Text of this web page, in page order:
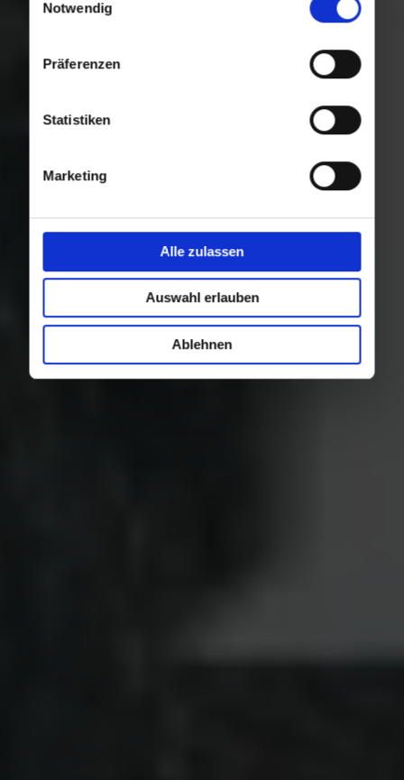
Nutzung der Dienste gesammelt haben.
Notwendig
Präferenzen
Statistiken
Marketing
Alle zulassen
Auswahl erlauben
Ablehnen